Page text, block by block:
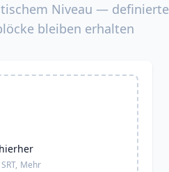
Niveau — definierte
bleiben erhalten
Mehr